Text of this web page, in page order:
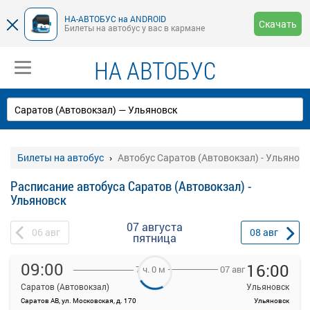
НА-АВТОБУС на ANDROID
Билеты на автобус у вас в кармане
Скачать
НА АВТОБУС
Билеты на автобус Автобус Саратов (Автовокзал) -
Расписание автобуса Саратов (Автовокзал) -
Ульяновск
06 авг 07 августа
пятница 08 авг
09:00
Саратов (Автовокзал)
Саратов АВ, ул. Московская, д. 170
7 ч. 0 м 07 авг 16:00
Ульяновск
Ульяновск
На данной странице вы можете ознакомиться с расписанием и